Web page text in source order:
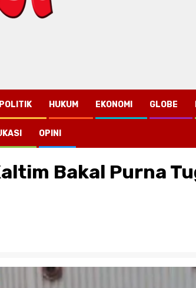
POLITIK HUKUM EKONOMI GLOBE
OPINI
Bakal Purna